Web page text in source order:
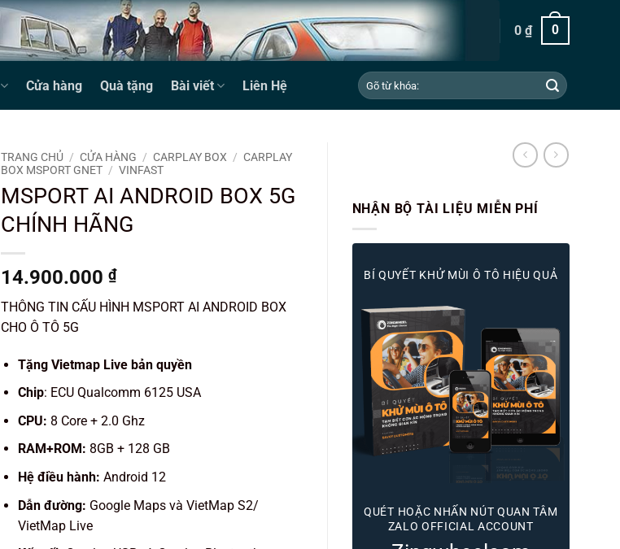
0₫ 0
Cửa hàng Quà tặng Bài viết Liên Hệ
Tìm
kiếm:
TRANG CHỦ / CỬA HÀNG / CARPLAY BOX / CARPLAY
BOX MSPORT GNET / VINFAST
MSPORT AI ANDROID BOX 5G
CHÍNH HÃNG
14.900.000 ₫
THÔNG TIN CẤU HÌNH MSPORT AI ANDROID BOX
CHO Ô TÔ 5G
Tặng Vietmap Live bản quyền
Chip: ECU Qualcomm 6125 USA
CPU: 8 Core + 2.0 Ghz
RAM+ROM: 8GB + 128 GB
Hệ điều hành: Android 12
Dẫn đường: Google Maps và VietMap S2/
VietMap Live
NHẬN BỘ TÀI LIỆU MIỄN PHÍ
BÍ QUYẾT KHỬ MÙI Ô TÔ HIỆU QUẢ
QUÉT HOẶC NHẤN NÚT QUAN TÂM
ZALO OFFICIAL ACCOUNT